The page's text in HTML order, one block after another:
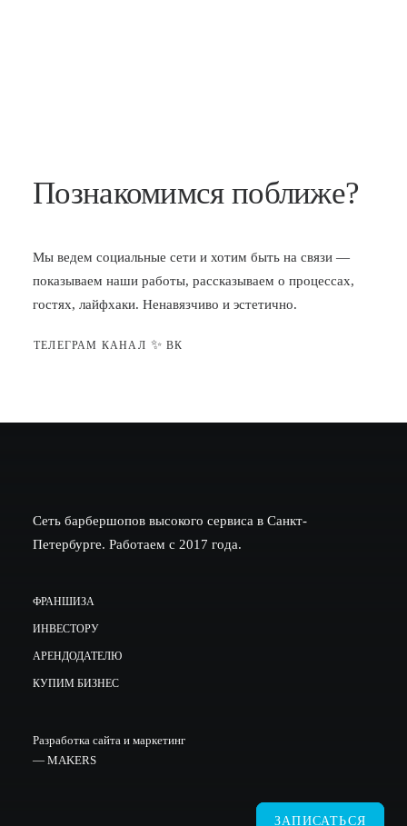
Познакомимся поближе?
Мы ведем социальные сети и хотим быть на связи —
показываем наши работы, рассказываем о процессах,
гостях, лайфхаки. Ненавязчиво и эстетично.
ТЕЛЕГРАМ КАНАЛ ✨ ВК
Сеть барбершопов высокого сервиса в Санкт-
Петербурге. Работаем с 2017 года.
ФРАНШИЗА
ИНВЕСТОРУ
АРЕНДОДАТЕЛЮ
КУПИМ БИЗНЕС
Разработка сайта и маркетинг
— MAKERS
ЗАПИСАТЬСЯ